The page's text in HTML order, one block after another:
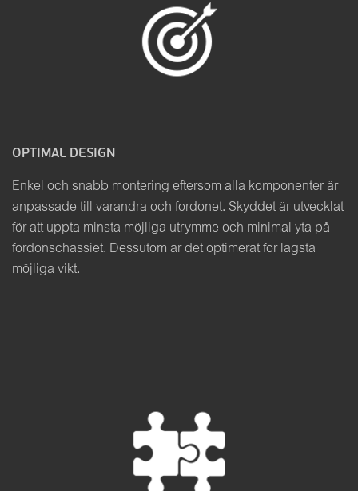
OPTIMAL DESIGN
Enkel och snabb montering eftersom alla komponenter är
anpassade till varandra och fordonet. Skyddet är utvecklat
för att uppta minsta möjliga utrymme och minimal yta på
fordonschassiet. Dessutom är det optimerat för lägsta
möjliga vikt.